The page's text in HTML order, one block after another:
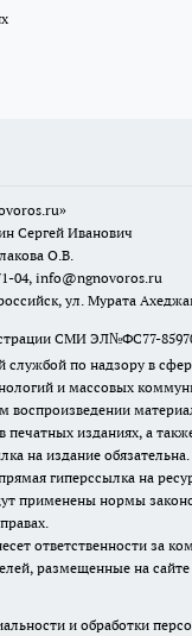
Сергей Иванович
О.В.
04, info@ngnovoros.ru
ул. Мурата
СМИ ЭЛ№ФС77-
службой по надзору в
и массовых
воспроизведении
печатных изданиях, а
на издание
гиперссылка на
применены нормы
ответственности за
размещенные на
и обработки